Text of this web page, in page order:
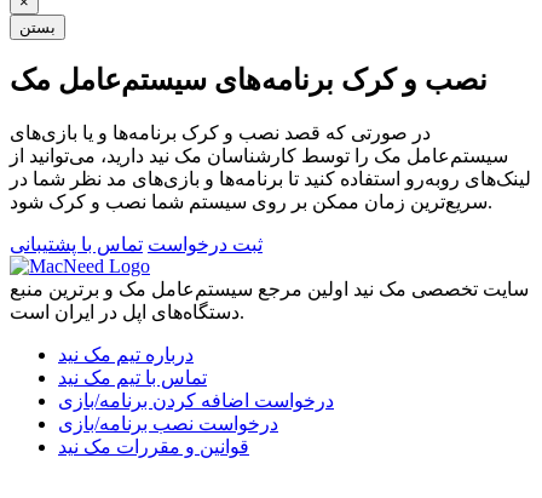
بستن
نصب و کرک برنامه‌های سیستم‌عامل مک
در صورتی که قصد نصب و کرک برنامه‌ها و یا بازی‌های
سیستم‌عامل مک را توسط کارشناسان مک نید دارید، می‌توانید از
لینک‌های رو‌به‌رو استفاده کنید تا برنامه‌ها و بازی‌های مد نظر شما در
سریع‌ترین زمان ممکن بر روی سیستم شما نصب و کرک شود.
ثبت درخواست تماس با پشتیبانی
سایت تخصصی مک نید اولین مرجع سیستم‌عامل مک و برترین منبع
دستگاه‌های اپل در ایران است.
درباره تیم مک نید
تماس با تیم مک نید
درخواست اضافه کردن برنامه/بازی
درخواست نصب برنامه/بازی
قوانین و مقررات مک نید